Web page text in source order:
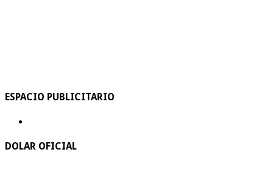
ESPACIO PUBLICITARIO
DOLAR OFICIAL